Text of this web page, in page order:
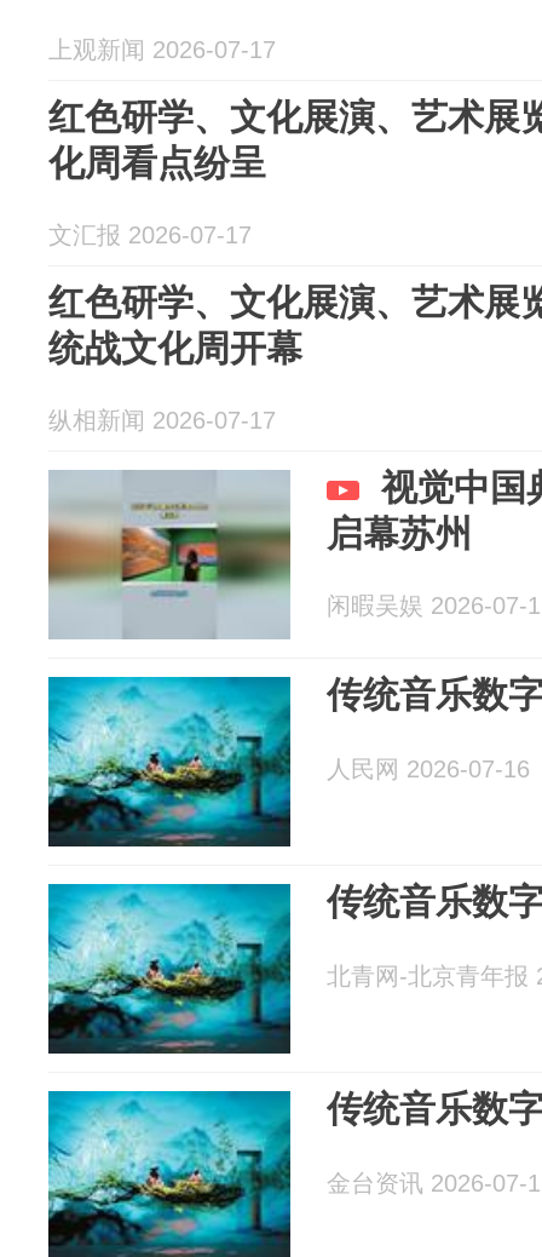
上观新闻 2026-07-17
红色研学、文化展演、艺术
化周看点纷呈
文汇报 2026-07-17
红色研学、文化展演、艺术
统战文化周开幕
纵相新闻 2026-07-17
视觉中国
启幕苏州
闲暇吴娱 2026-07-
传统音乐数
人民网 2026-07-16
传统音乐数
北青网-北京青年报
传统音乐数
金台资讯 2026-07-